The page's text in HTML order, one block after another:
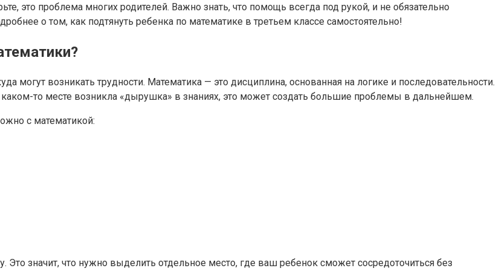
это проблема многих родителей. Важно знать, что помощь всегда под рукой, и не обязательно
о том, как подтянуть ребенка по математике в третьем классе самостоятельно!
могут возникать трудности. Математика — это дисциплина, основанная на логике и последовательности.
то месте возникла «дырушка» в знаниях, это может создать большие проблемы в дальнейшем.
с математикой:
значит, что нужно выделить отдельное место, где ваш ребенок сможет сосредоточиться без